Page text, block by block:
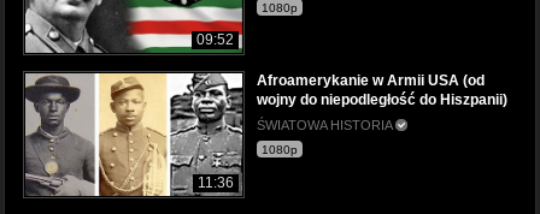
09:52
1080p
11:36
Afroamerykanie w Armii USA (od
wojny do niepodległość do Hiszpanii)
ŚWIATOWA HISTORIA
1080p